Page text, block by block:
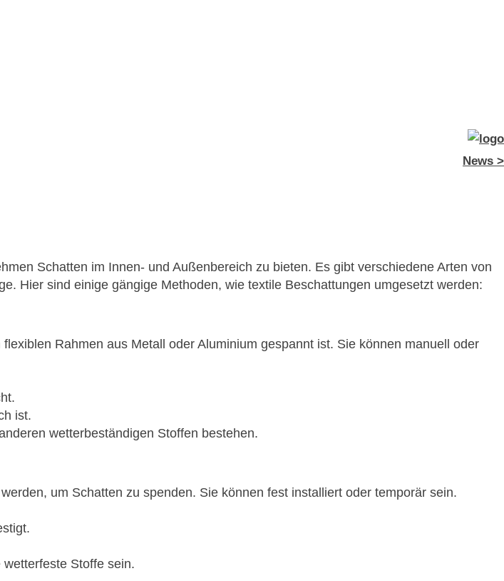
News >
Schatten im Innen- und Außenbereich zu bieten. Es gibt verschiedene Arten von
Hier sind einige gängige Methoden, wie textile Beschattungen umgesetzt werden:
Rahmen aus Metall oder Aluminium gespannt ist. Sie können manuell oder
ist.
wetterbeständigen Stoffen bestehen.
um Schatten zu spenden. Sie können fest installiert oder temporär sein.
Stoffe sein.